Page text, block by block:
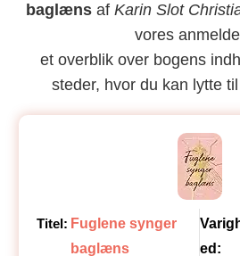
baglæns af Karin Slot
vores
et overblik over bogens
steder, hvor du kan lytte
Titel: Fuglene synger
baglæns
ed: